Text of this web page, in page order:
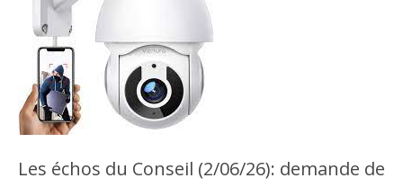
Les échos du Conseil (2/06/26): demande de